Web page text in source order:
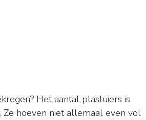
Het aantal plasluiers is
. Ze hoeven niet allemaal even vol